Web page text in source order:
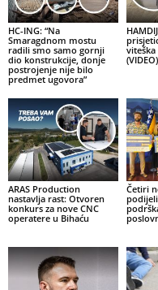
HC-ING: “Na
Smaragdnom mostu
radili smo samo gornji
dio konstrukcije, donje
postrojenje nije bilo
predmet ugovora”
(VIDEO)
ARAS Production
nastavlja rast: Otvoren
konkurs za nove CNC
operatere u Bihaću
Četiri